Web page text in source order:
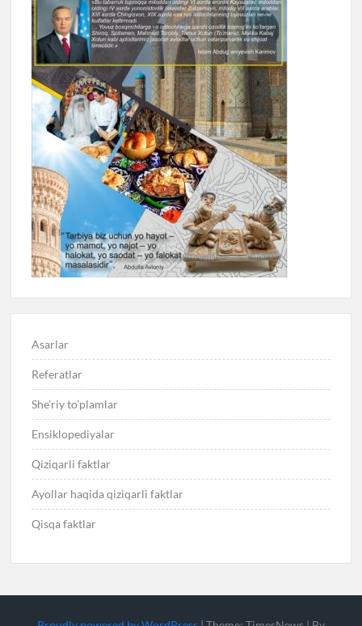
Asarlar
Referatlar
She’riy to’plamlar
Ensiklopediyalar
Qiziqarli faktlar
Ayollar haqida qiziqarli faktlar
Qisqa faktlar